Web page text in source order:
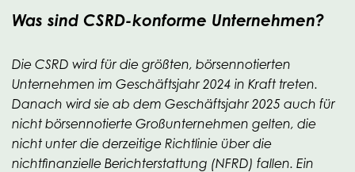
Was sind CSRD-konforme Unternehmen?
Die CSRD wird für die größten, börsennotierten
Unternehmen im Geschäftsjahr 2024 in Kraft treten.
Danach wird sie ab dem Geschäftsjahr 2025 auch für
nicht börsennotierte Großunternehmen gelten, die
nicht unter die derzeitige Richtlinie über die
nichtfinanzielle Berichterstattung (NFRD) fallen. Ein